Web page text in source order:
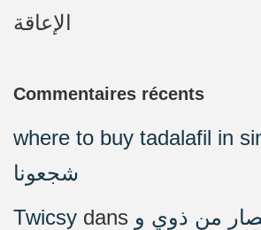
الإعاقة
Commentaires récents
where to buy tadalafil in
شجعونا
Twicsy dans من ذوي و